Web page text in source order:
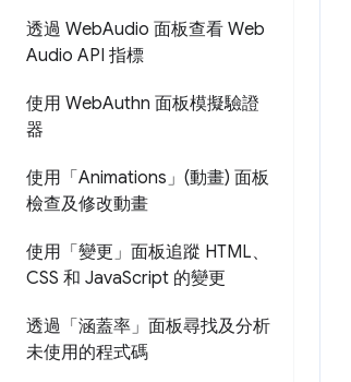
透過 WebAudio 面板查看 Web
Audio API 指標
使用 WebAuthn 面板模擬驗證
器
使用「Animations」(動畫) 面板
檢查及修改動畫
使用「變更」面板追蹤 HTML、
CSS 和 JavaScript 的變更
透過「涵蓋率」面板尋找及分析
未使用的程式碼